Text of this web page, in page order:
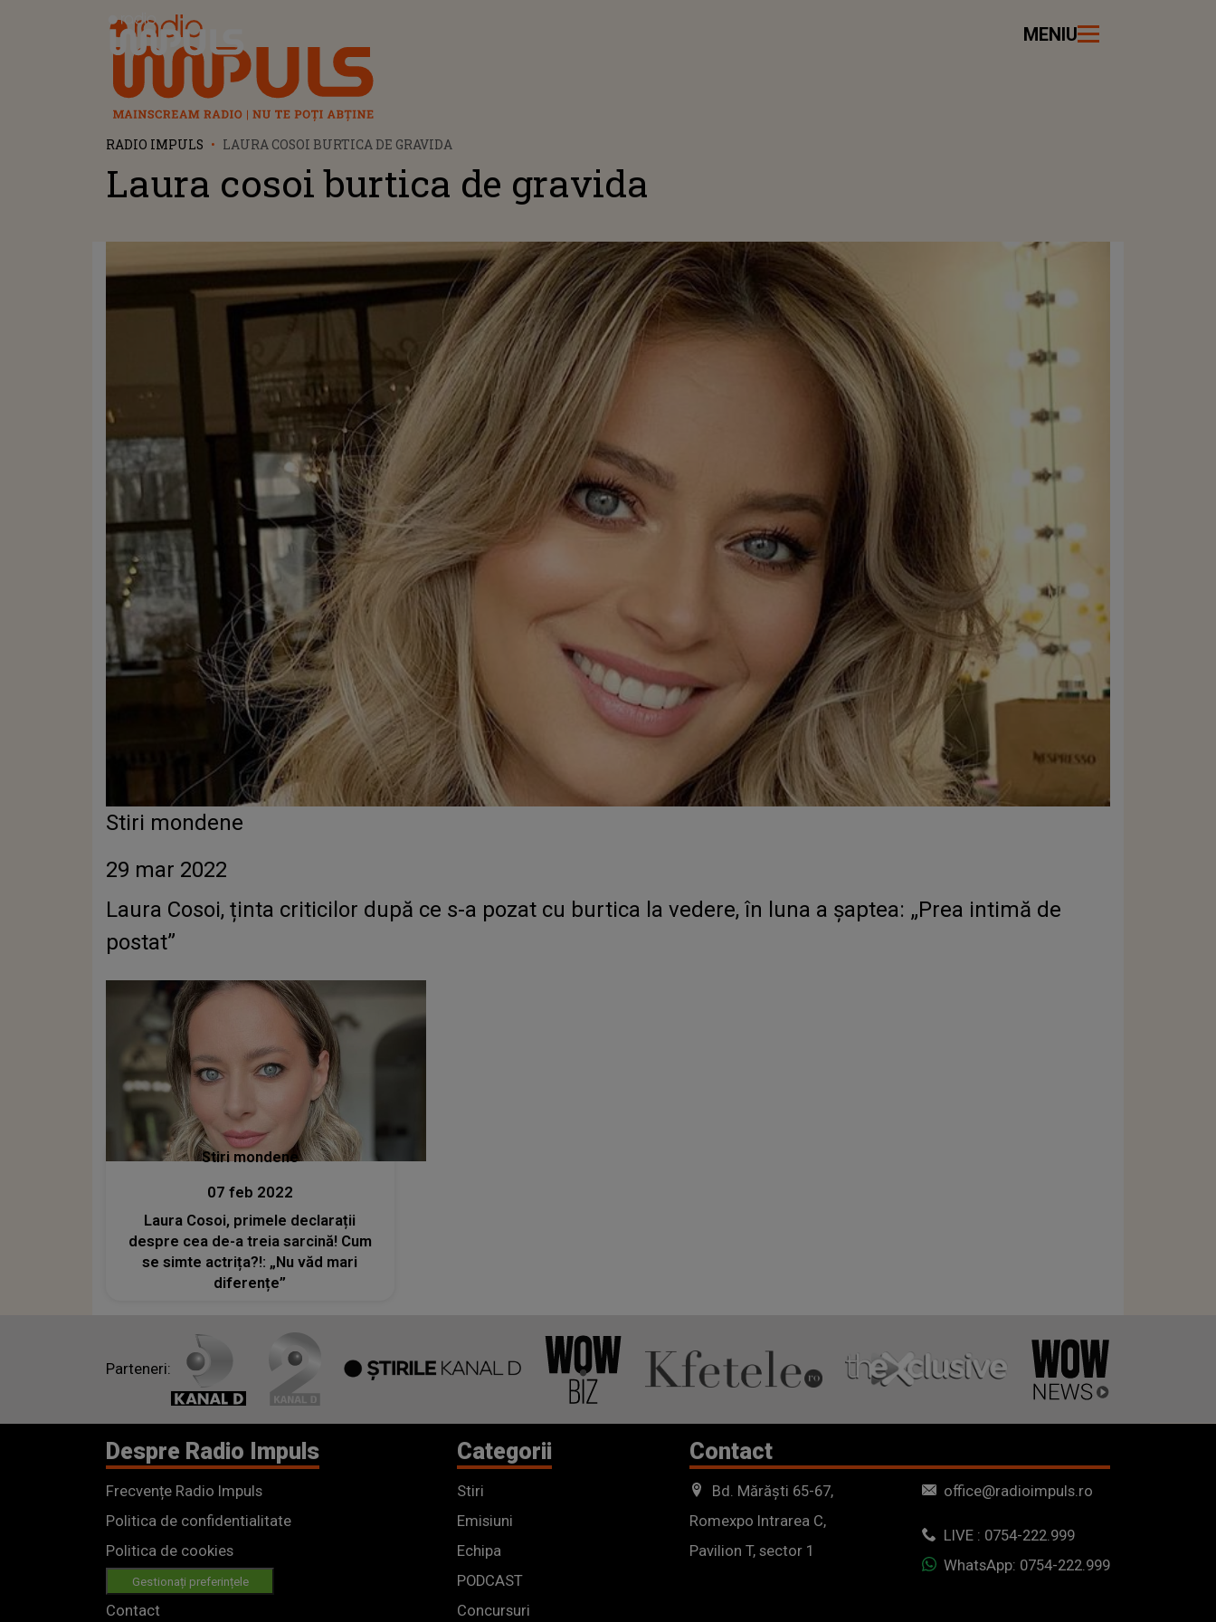
Radio Impuls MENIU
RADIO IMPULS LAURA COSOI BURTICA DE GRAVIDA
Laura cosoi burtica de gravida
Stiri mondene
29 mar 2022
Laura Cosoi, ținta criticilor după ce s-a pozat cu burtica la vedere, în luna a șaptea: „Prea intimă de
postat”
Stiri mondene
07 feb 2022
Laura Cosoi, primele declarații
despre cea de-a treia sarcină! Cum
se simte actrița?!: „Nu văd mari
diferențe”
Parteneri:
Despre Radio Impuls
Frecvențe Radio Impuls
Politica de confidentialitate
Politica de cookies
Gestionați preferințele
Contact
Categorii
Stiri
Emisiuni
Echipa
PODCAST
Concursuri
Contact
Bd. Mărăști 65-67,
Romexpo Intrarea C,
Pavilion T, sector 1
office@radioimpuls.ro
LIVE : 0754-222.999
WhatsApp: 0754-222.999